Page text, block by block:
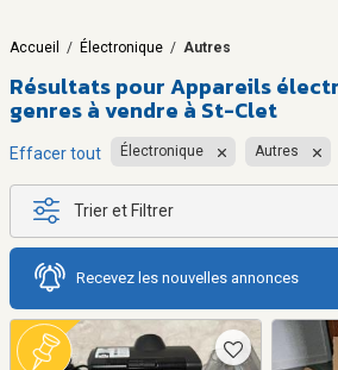
Accueil / Électronique / Autres
Résultats pourAppareils
genres à vendre à St-Clet
Effacer tout Électronique Autres
Trier et Filtrer
Recevez les nouvelles annonces